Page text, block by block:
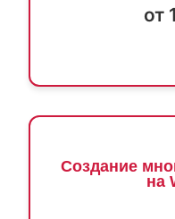
от
Создание
на